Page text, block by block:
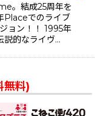
。結成25周年を
Placeでのライブ
ョン！！ 1995年
説的なライヴ…
無料)